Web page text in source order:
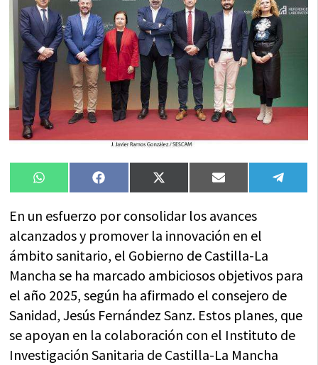
Compartir
en
WhatsAppCompartir
en
FacebookCompartir
en
X
(Twitter)
Compartir
en
Email
en
En un esfuerzo por consolidar los avances
alcanzados y promover la innovación en el
ámbito sanitario, el Gobierno de Castilla-La
Mancha se ha marcado ambiciosos objetivos para
el año 2025, según ha afirmado el consejero de
Sanidad, Jesús Fernández Sanz. Estos planes, que
se apoyan en la colaboración con el Instituto de
Investigación Sanitaria de Castilla-La Mancha